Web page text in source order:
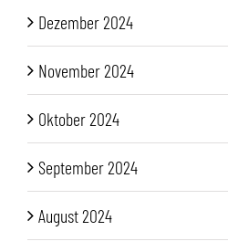
Dezember 2024
November 2024
Oktober 2024
September 2024
August 2024